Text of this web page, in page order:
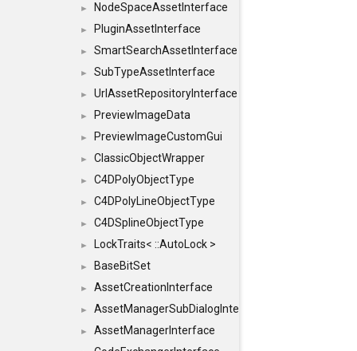
► NodeSpaceAssetInterface
► PluginAssetInterface
► SmartSearchAssetInterface
► SubTypeAssetInterface
► UrlAssetRepositoryInterface
► PreviewImageData
► PreviewImageCustomGui
► ClassicObjectWrapper
► C4DPolyObjectType
► C4DPolyLineObjectType
► C4DSplineObjectType
► LockTraits< ::AutoLock >
► BaseBitSet
► AssetCreationInterface
► AssetManagerSubDialogInterface
► AssetManagerInterface